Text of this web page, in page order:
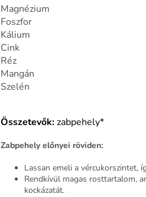
Magnézium
Foszfor
Kálium
Cink
Réz
Mangán
Szelén
Összetevők:zabpehely*
Zabpehely előnyei röviden:
Lassan emeli a vércukorszintet,
Rendkívül magas rosttartalom,
kockázatát.